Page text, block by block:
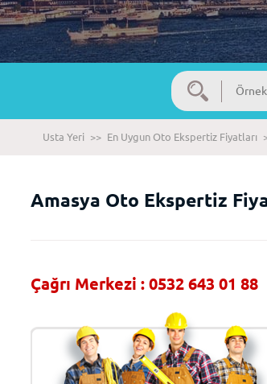
Usta Yeri >> En Uygun Oto Ekspertiz Fiyatları
Amasya Oto Ekspertiz
Çağrı Merkezi : 0532 643 01 88